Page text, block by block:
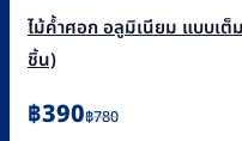
ไม้ค้ำศอก อลูมิเนียม แบบเต็
ชิ้น)
฿780
Original
฿390
Current